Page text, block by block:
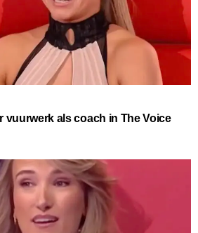
vuurwerk als coach in The Voice